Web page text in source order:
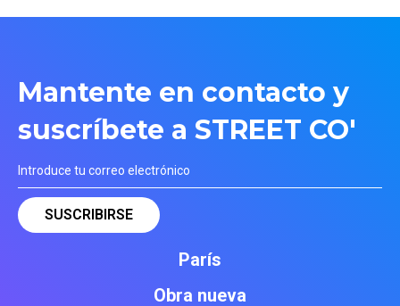
Mantente en contacto y
suscríbete a STREET CO'
París
Obra nueva